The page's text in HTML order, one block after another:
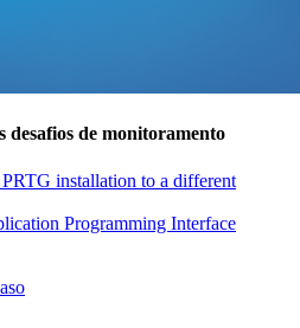
desafios de monitoramento
installation to a different
Programming Interface